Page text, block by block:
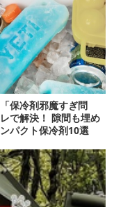
保冷剤邪魔すぎ問
で解決！ 隙間も埋め
パクト保冷剤10選